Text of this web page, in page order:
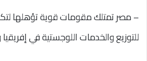
– مصر تمتلك مقومات قوية تؤهلها
للتوزيع والخدمات اللوجستية في